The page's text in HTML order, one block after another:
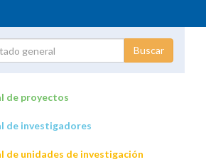
investigación
de proyectos
de investigadores
de unidades de investigación